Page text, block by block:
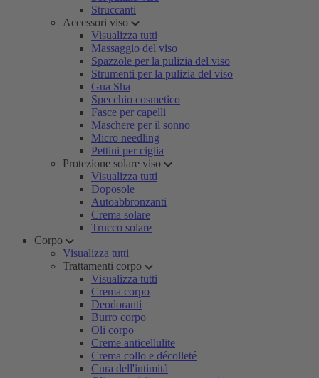
Struccanti
Accessori viso
Visualizza tutti
Massaggio del viso
Spazzole per la pulizia del viso
Strumenti per la pulizia del viso
Gua Sha
Specchio cosmetico
Fasce per capelli
Maschere per il sonno
Micro needling
Pettini per ciglia
Protezione solare viso
Visualizza tutti
Doposole
Autoabbronzanti
Crema solare
Trucco solare
Corpo
Visualizza tutti
Trattamenti corpo
Visualizza tutti
Crema corpo
Deodoranti
Burro corpo
Oli corpo
Creme anticellulite
Crema collo e décolleté
Cura dell'intimità